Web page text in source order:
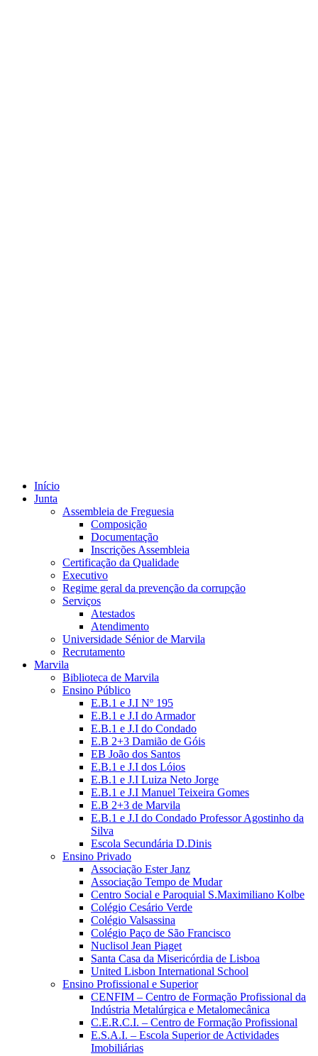
Início
Junta
Assembleia de Freguesia
Composição
Documentação
Inscrições Assembleia
Certificação da Qualidade
Executivo
Regime geral da prevenção da corrupção
Serviços
Atestados
Atendimento
Universidade Sénior de Marvila
Recrutamento
Marvila
Biblioteca de Marvila
Ensino Público
E.B.1 e J.I Nº 195
E.B.1 e J.I do Armador
E.B.1 e J.I do Condado
E.B 2+3 Damião de Góis
EB João dos Santos
E.B.1 e J.I dos Lóios
E.B.1 e J.I Luiza Neto Jorge
E.B.1 e J.I Manuel Teixeira Gomes
E.B 2+3 de Marvila
E.B.1 e J.I do Condado Professor Agostinho da
Silva
Escola Secundária D.Dinis
Ensino Privado
Associação Ester Janz
Associação Tempo de Mudar
Centro Social e Paroquial S.Maximiliano Kolbe
Colégio Cesário Verde
Colégio Valsassina
Colégio Paço de São Francisco
Nuclisol Jean Piaget
Santa Casa da Misericórdia de Lisboa
United Lisbon International School
Ensino Profissional e Superior
CENFIM – Centro de Formação Profissional da
Indústria Metalúrgica e Metalomecânica
C.E.R.C.I. – Centro de Formação Profissional
E.S.A.I. – Escola Superior de Actividades
Imobiliárias